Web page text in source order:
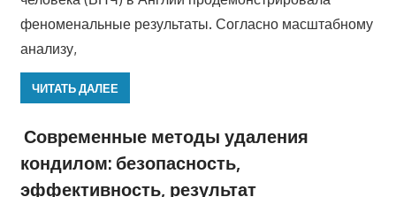
феноменальные результаты. Согласно масштабному
анализу,
ЧИТАТЬ ДАЛЕЕ
Современные методы удаления
кондилом: безопасность,
эффективность, результат